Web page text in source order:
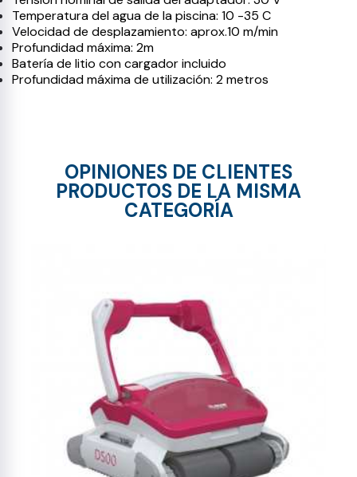
Temperatura del agua de la piscina: 10 -35 C
Velocidad de desplazamiento: aprox.10 m/min
Profundidad máxima: 2m
Batería de litio con cargador incluido
Profundidad máxima de utilización: 2 metros
OPINIONES DE CLIENTES
PRODUCTOS DE LA MISMA
CATEGORÍA